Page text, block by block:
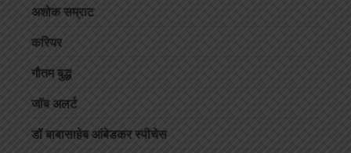
अशोक सम्राट
करियर
गौतम बुद्ध
जॉब अलर्ट
डॉ बाबासाहेब आंबेडकर स्पीचेस